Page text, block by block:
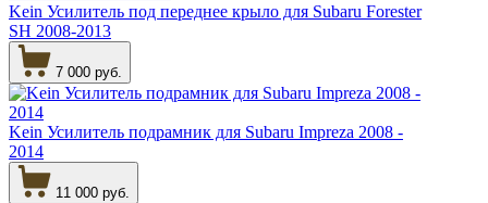
Kein Усилитель под переднее крыло для Subaru Forester
SH 2008-2013
7 000 руб.
Kein Усилитель подрамник для Subaru Impreza 2008 -
2014
11 000 руб.